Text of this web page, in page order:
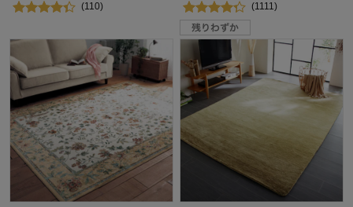
(110)
(1111)